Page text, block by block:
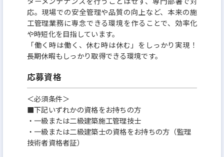
応。現場での安全管理や品質の向上など、本来の施
工管理業務に専念できる環境を作ることで、効率化
や時短化を目指しています。
「働く時は働く、休む時は休む」をしっかり実現！
長期休暇もしっかり取得できる環境です。
応募資格
＜必須条件＞
■下記いずれかの資格をお持ちの方
・一級または二級建築施工管理技士
・一級または二級建築士の資格をお持ちの方（監理
技術者資格者証）